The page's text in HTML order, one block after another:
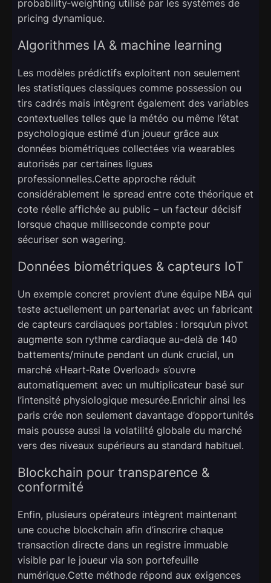
probability‑weighting utilisé par les systèmes de
pricing dynamique.
Algorithmes IA & machine learning
Les modèles prédictifs exploitent non seulement
les statistiques classiques comme possession ou
tirs cadrés mais intègrent également des variables
contextuelles telles que la météo ou même l’état
psychologique estimé d’un joueur grâce aux
données biométriques collectées via wearables
autorisés par certaines ligues
professionnelles.Cette approche réduit
considérablement le spread entre cote théorique et
cote réelle affichée au public – un facteur décisif
lorsque chaque milliseconde compte pour
sécuriser son wagering.
Données biométriques & capteurs IoT
Un exemple concret provient d’une équipe NBA qui
teste actuellement un partenariat avec un fabricant
de capteurs cardiaques portables : lorsqu’un pivot
augmente son rythme cardiaque au-delà de 140
battements/minute pendant un dunk crucial, un
marché «​Heart‑Rate Overload​» s’ouvre
automatiquement avec un multiplicateur basé sur
l’intensité physiologique mesurée.Enrichir ainsi les
paris crée non seulement davantage d’opportunités
mais pousse aussi la volatilité globale du marché
vers des niveaux supérieurs au standard habituel.
Blockchain pour transparence &
conformité
Enfin, plusieurs opérateurs intègrent maintenant
une couche blockchain afin d’inscrire chaque
transaction directe dans un registre immuable
visible par le joueur via son portefeuille
numérique.Cette méthode répond aux exigences